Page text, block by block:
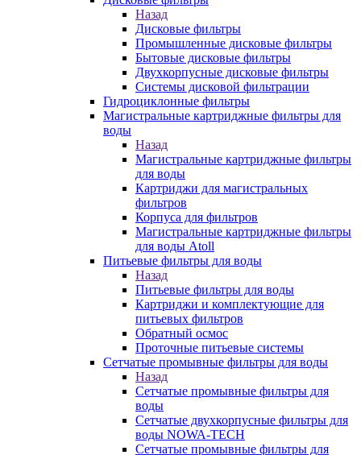
Назад
Дисковые фильтры
Промышленные дисковые фильтры
Бытовые дисковые фильтры
Двухкорпусные дисковые фильтры
Системы дисковой фильтрации
Гидроциклонные фильтры
Магистральные картриджные фильтры для
воды
Назад
Магистральные картриджные фильтры
для воды
Картриджи для магистральных
фильтров
Корпуса для фильтров
Магистральные картриджные фильтры
для воды Atoll
Питьевые фильтры для воды
Назад
Питьевые фильтры для воды
Картриджи и комплектующие для
питьевых фильтров
Обратный осмос
Проточные питьевые системы
Сетчатые промывные фильтры для воды
Назад
Сетчатые промывные фильтры для
воды
Сетчатые двухкорпусные фильтры для
воды NOWA-TECH
Сетчатые промывные фильтры для